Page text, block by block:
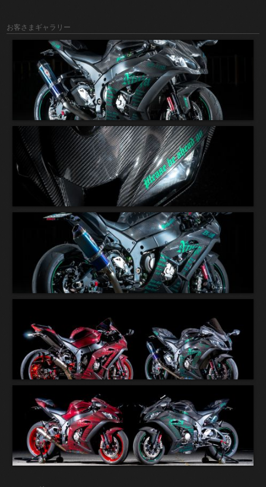
お客さまギャラリー